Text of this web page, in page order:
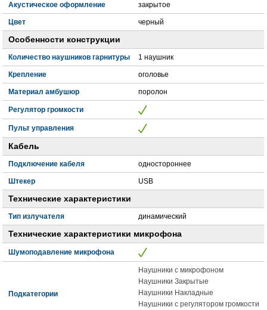
Акустическое оформление закрытое
Цвет черный
Особенности конструкции
Количество наушников гарнитуры 1 наушник
Крепление оголовье
Материал амбушюр поролон
Регулятор громкости
Пульт управления
Кабель
Подключение кабеля одностороннее
Штекер USB
Технические характеристики
Тип излучателя динамический
Технические характеристики микрофона
Шумоподавление микрофона
Подкатегории
Наушники с микрофоном
Наушники Закрытые
Наушники Накладные
Наушники с регулятором громкости